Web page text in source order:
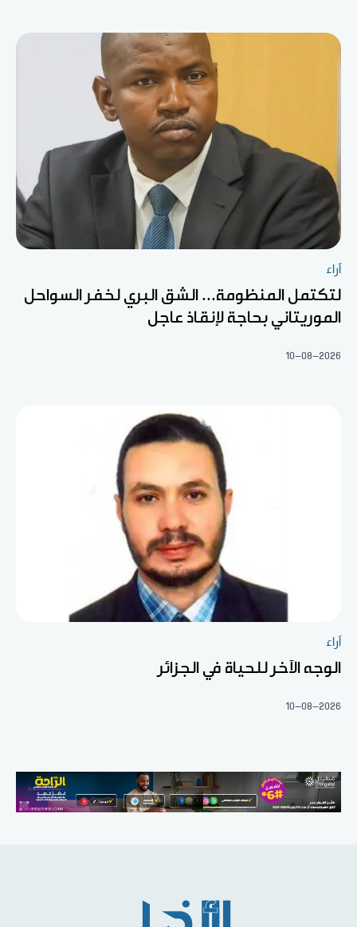
آراء
لتكتمل المنظومة... الشق البري لخفر السواحل
الموريتاني بحاجة لإنقاذ عاجل
10-08-2026
آراء
الوجه الآخر للحياة في الجزائر
10-08-2026